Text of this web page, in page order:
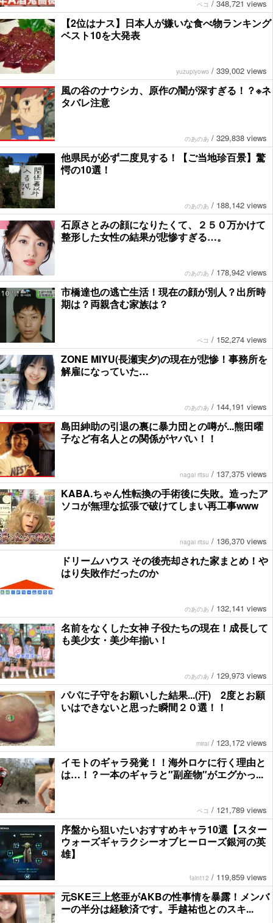
ペコ / 348,721 views
【2位はナス】日本人が嫌いな食べ物ランキング
ベスト10を大発表
yuzupiyowo / 339,002 views
風の谷のナウシカ、原作の闇が深すぎる！？※ネ
タバレ注意
のあのあ / 329,838 views
他県民が必ず二度見する！【ご当地珍百景】驚
愕の10選！
のあのあ / 188,142 views
石原さとみの顔になりたくて、２５０万かけて
整形した女性の結果が悲惨すぎる…。
のあのあ / 178,942 views
市橋達也の逃亡生活！現在の顔が別人？出所時
期は？両親含む家族は？
ペコ / 152,274 views
ZONE MIYU(長瀬実夕)の現在が悲惨！事務所を
解雇になっていた…
のあのあ / 144,191 views
島田紳助の引退の裏に暴力団との噂が...熊田曜
子など有名人との関係がヤバい！！
nagai ritsu / 137,375 views
KABA.ちゃん性転換の手術後に失敗。造ったア
ソコが無理な拡張で破けてしまい再工事www
nagai ritsu / 136,370 views
ドリームハウス その後売却された家まとめ！や
はり失敗作だったのか
のあのあ / 132,141 views
名前をなくした女神 子役たちの現在！成長して
も美少女・美少年揃い！
のあのあ / 129,973 views
パパに子守をお願いした結果...(汗) 2度とお願
いはできないと思った瞬間２０選！！
mirai / 123,172 views
イモトのギャラ発覚！！海外ロケに行く理由と
は…！？一本のギャラと″副産物″がエグかっ...
ペコ / 121,789 views
序盤から狙いたいおすすめキャラ10選【スター
ウォーズギャラクシーオブヒーローズ銀河の英
雄】
faint12 / 119,859 views
元SKE三上悠亜がAKBの性事情を暴露！メンバ
ーの半分は経験済です。手越祐也とのスキ...